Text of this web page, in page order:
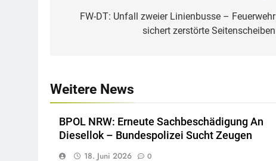
FW-DT: Unfall zweier Linienbusse – Feuerwehr
sichert zerstörte Seitenscheiben
Weitere News
BPOL NRW: Erneute Sachbeschädigung An
Diesellok – Bundespolizei Sucht Zeugen
18. Juni 2026 0